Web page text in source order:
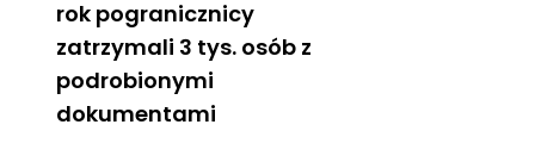
rok pogranicznicy
zatrzymali 3 tys. osób z
podrobionymi
dokumentami